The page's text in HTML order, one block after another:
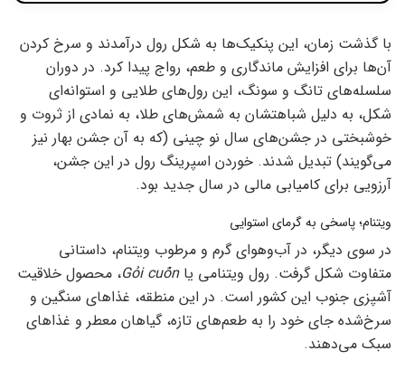
با گذشت زمان، این پنکیک‌ها به شکل رول درآمدند و سرخ کردن
آن‌ها برای افزایش ماندگاری و طعم، رواج پیدا کرد. در دوران
سلسله‌های تانگ و سونگ، این رول‌های طلایی و استوانه‌ای
شکل، به دلیل شباهتشان به شمش‌های طلا، به نمادی از ثروت و
خوشبختی در جشن‌های سال نو چینی (که به آن جشن بهار نیز
می‌گویند) تبدیل شدند. خوردن اسپرینگ رول در این جشن،
آرزویی برای کامیابی مالی در سال جدید بود.
ویتنام؛ پاسخی به گرمای استوایی
در سوی دیگر، در آب‌وهوای گرم و مرطوب ویتنام، داستانی
متفاوت شکل گرفت. رول ویتنامی یاGỏi cuốn، محصول خلاقیت
آشپزی جنوب این کشور است. در این منطقه، غذاهای سنگین و
سرخ‌شده جای خود را به طعم‌های تازه، گیاهان معطر و غذاهای
سبک می‌دهند.